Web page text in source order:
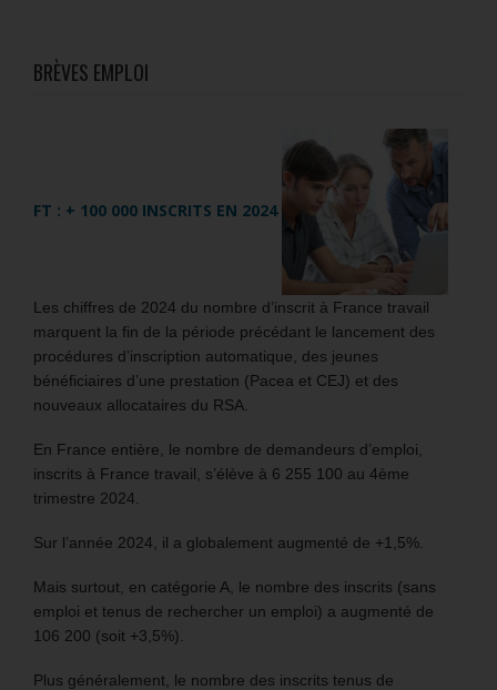
BRÈVES EMPLOI
FT : + 100 000 INSCRITS EN 2024
Les chiffres de 2024 du nombre d’inscrit à France travail
marquent la fin de la période précédant le lancement des
procédures d’inscription automatique, des jeunes
bénéficiaires d’une prestation (Pacea et CEJ) et des
nouveaux allocataires du RSA.
En France entière, le nombre de demandeurs d’emploi,
inscrits à France travail, s’élève à 6 255 100 au 4ème
trimestre 2024.
Sur l’année 2024, il a globalement augmenté de +1,5%.
Mais surtout, en catégorie A, le nombre des inscrits (sans
emploi et tenus de rechercher un emploi) a augmenté de
106 200 (soit +3,5%).
Plus généralement, le nombre des inscrits tenus de